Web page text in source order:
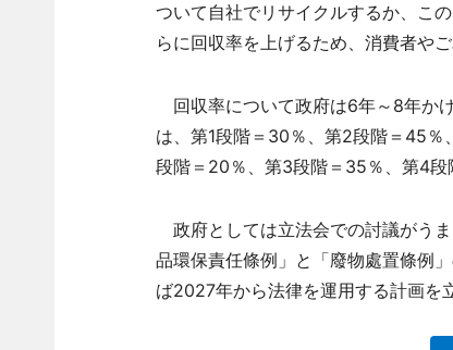
ついて自社でリサイクルするか、こ
らに回収率を上げるため、消費者や
回収率について政府は6年～8年か
は、第1段階＝30％、第2段階＝45
段階＝20％、第3段階＝35％、第4段
政府としては立法会での討議がう
品環保責任條例」と「廢物處置條例
ば2027年から法律を運用する計画を